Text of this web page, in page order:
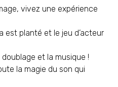
vivez une expérience
est planté et le jeu d’acteur
et la musique !
la magie du son qui